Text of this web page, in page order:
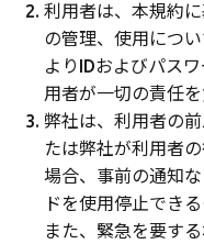
利用者は、本規約
の管理、使用につ
よりIDおよびパス
用者が一切の責任を
弊社は、利用者の
たは弊社が利用者
場合、事前の通知
ドを使用停止できる
また、緊急を要す